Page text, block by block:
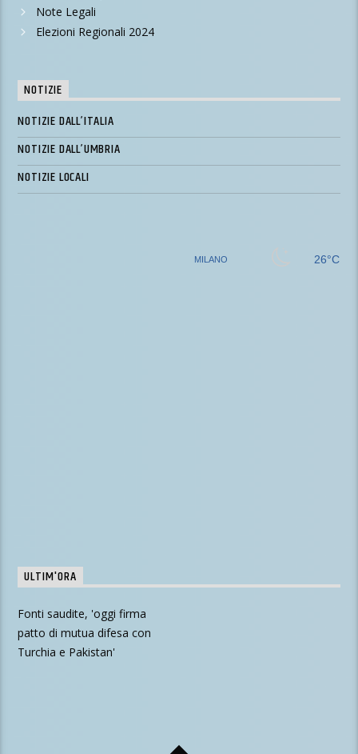
Note Legali
Elezioni Regionali 2024
NOTIZIE
NOTIZIE DALL’ITALIA
NOTIZIE DALL’UMBRIA
NOTIZIE LOCALI
ULTIM'ORA
Fonti saudite, 'oggi firma
patto di mutua difesa con
Turchia e Pakistan'